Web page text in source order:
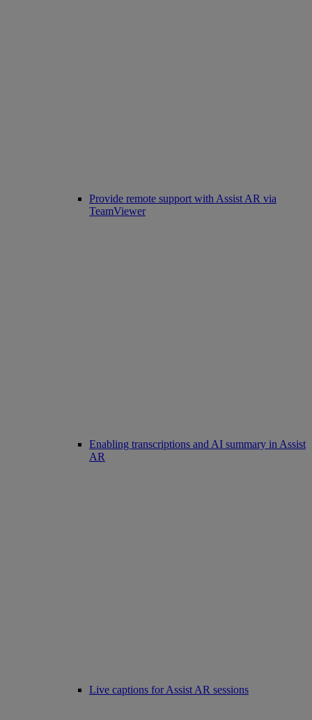
Provide remote support with Assist AR via
TeamViewer
Enabling transcriptions and AI summary in Assist
AR
Live captions for Assist AR sessions